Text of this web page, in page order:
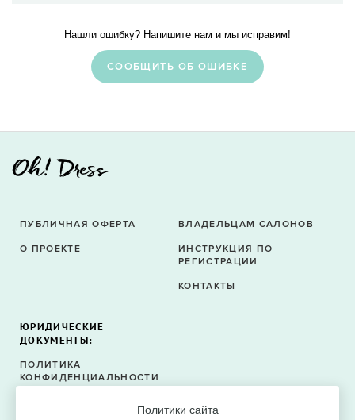
Нашли ошибку? Напишите нам и мы исправим!
CООБЩИТЬ ОБ ОШИБКЕ
Политики сайта
ПУБЛИЧНАЯ ОФЕРТА
О ПРОЕКТЕ
ВЛАДЕЛЬЦАМ САЛОНОВ
ИНСТРУКЦИЯ ПО
РЕГИСТРАЦИИ
КОНТАКТЫ
ЮРИДИЧЕСКИЕ
ДОКУМЕНТЫ:
ПОЛИТИКА
КОНФИДЕНЦИАЛЬНОСТИ